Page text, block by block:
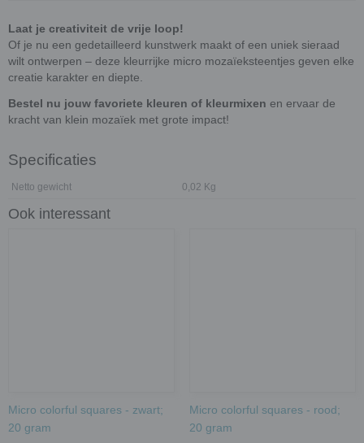
Laat je creativiteit de vrije loop!
Of je nu een gedetailleerd kunstwerk maakt of een uniek sieraad
wilt ontwerpen – deze kleurrijke micro mozaïeksteentjes geven elke
creatie karakter en diepte.
Bestel nu jouw favoriete kleuren of kleurmixen en ervaar de
kracht van klein mozaïek met grote impact!
Specificaties
Netto gewicht 0,02 Kg
Ook interessant
Micro colorful squares - zwart;
20 gram
Micro colorful squares - rood;
20 gram